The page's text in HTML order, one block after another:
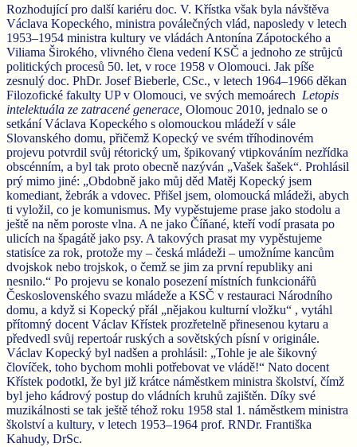
Rozhodující pro další kariéru doc. V. Křístka však byla návštěva
Václava Kopeckého, ministra poválečných vlád, naposledy v letech
1953–1954 ministra kultury ve vládách Antonína Zápotockého a
Viliama Širokého, vlivného člena vedení KSČ a jednoho ze strůjců
politických procesů 50. let, v roce 1958 v Olomouci. Jak píše
zesnulý doc. PhDr. Josef Bieberle, CSc., v letech 1964–1966 děkan
Filozofické fakulty UP v Olomouci, ve svých memoárech Letopis
intelektuála ze zatracené generace, Olomouc 2010, jednalo se o
setkání Václava Kopeckého s olomouckou mládeží v sále
Slovanského domu, přičemž Kopecký ve svém tříhodinovém
projevu potvrdil svůj rétorický um, špikovaný vtipkováním nezřídka
obscénním, a byl tak proto obecně nazýván „Vašek šašek“. Prohlásil
prý mimo jiné: „Obdobně jako můj děd Matěj Kopecký jsem
komediant, žebrák a vdovec. Přišel jsem, olomoucká mládeži, abych
ti vyložil, co je komunismus. My vypěstujeme prase jako stodolu a
ještě na něm poroste vlna. A ne jako Číňané, kteří vodí prasata po
ulicích na špagátě jako psy. A takových prasat my vypěstujeme
statisíce za rok, protože my – česká mládeži – umožníme kancům
dvojskok nebo trojskok, o čemž se jim za první republiky ani
nesnilo.“ Po projevu se konalo posezení místních funkcionářů
Československého svazu mládeže a KSČ v restauraci Národního
domu, a když si Kopecký přál „nějakou kulturní vložku“ , vytáhl
přítomný docent Václav Křístek prozřetelně přinesenou kytaru a
předvedl svůj repertoár ruských a sovětských písní v originále.
Václav Kopecký byl nadšen a prohlásil: „Tohle je ale šikovný
človíček, toho bychom mohli potřebovat ve vládě!“ Nato docent
Křístek podotkl, že byl již krátce náměstkem ministra školství, čímž
byl jeho kádrový postup do vládních kruhů zajištěn. Díky své
muzikálnosti se tak ještě téhož roku 1958 stal 1. náměstkem ministra
školství a kultury, v letech 1953–1964 prof. RNDr. Františka
Kahudy, DrSc.